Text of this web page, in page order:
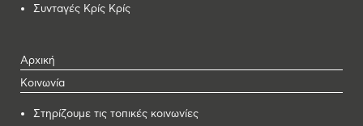
Συνταγές Κρίς Κρίς
Αρχική
Κοινωνία
Στηρίζουμε τις τοπικές κοινωνίες